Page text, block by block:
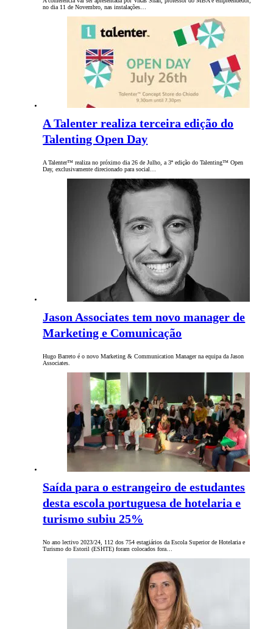
no dia 11 de Novembro, nas instalações…
A Talenter realiza terceira edição do
Talenting Open Day
A Talenter™ realiza no próximo dia 26 de Julho, a 3ª edição do Talenting™ Open
Day, exclusivamente direcionado para social…
Jason Associates tem novo manager de
Marketing e Comunicação
Hugo Barreto é o novo Marketing & Communication Manager na equipa da Jason
Associates.
Saída para o estrangeiro de estudantes
desta escola portuguesa de hotelaria e
turismo subiu 25%
No ano lectivo 2023/24, 112 dos 754 estagiários da Escola Superior de Hotelaria e
Turismo do Estoril (ESHTE) foram colocados fora…